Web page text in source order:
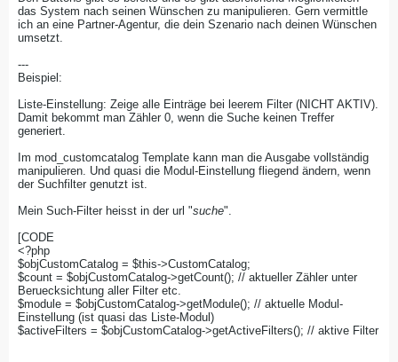
das System nach seinen Wünschen zu manipulieren. Gern vermittle
ich an eine Partner-Agentur, die dein Szenario nach deinen Wünschen
umsetzt.
---
Beispiel:
Liste-Einstellung: Zeige alle Einträge bei leerem Filter (NICHT AKTIV).
Damit bekommt man Zähler 0, wenn die Suche keinen Treffer
generiert.
Im mod_customcatalog Template kann man die Ausgabe vollständig
manipulieren. Und quasi die Modul-Einstellung fliegend ändern, wenn
der Suchfilter genutzt ist.
Mein Such-Filter heisst in der url "suche".
[CODE
<?php
$objCustomCatalog = $this->CustomCatalog;
$count = $objCustomCatalog->getCount(); // aktueller Zähler unter
Beruecksichtung aller Filter etc.
$module = $objCustomCatalog->getModule(); // aktuelle Modul-
Einstellung (ist quasi das Liste-Modul)
$activeFilters = $objCustomCatalog->getActiveFilters(); // aktive Filter